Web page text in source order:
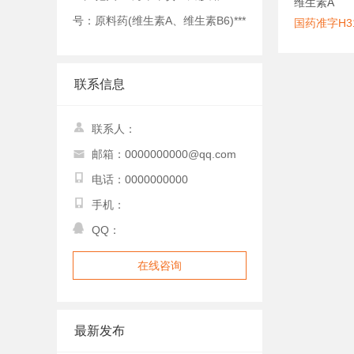
国药准字
号：原料药(维生素A、维生素B6)***
联系信息
联系人：
邮箱：0000000000@qq.com
电话：0000000000
手机：
QQ：
在线咨询
最新发布